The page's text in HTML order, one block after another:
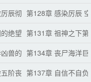
辰彻底失败第128章 感染厉辰
绝望 第131章 祖神之下第
兽的可怕优势 时代的真正
第134章 丧尸海洋
阶丧尸母体 实力爆炸性变强
第137章 自信不自